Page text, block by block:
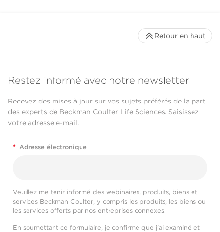
Restez informé avec notre newsletter
Recevez des mises à jour sur vos sujets préférés de la part
des experts de Beckman Coulter Life Sciences. Saisissez
votre adresse e-mail.
* Adresse électronique
Veuillez me tenir informé des webinaires, produits, biens et
services Beckman Coulter, y compris les produits, les biens ou
les services offerts par nos entreprises connexes.
En soumettant ce formulaire, je confirme que j'ai examiné et
Retour en haut